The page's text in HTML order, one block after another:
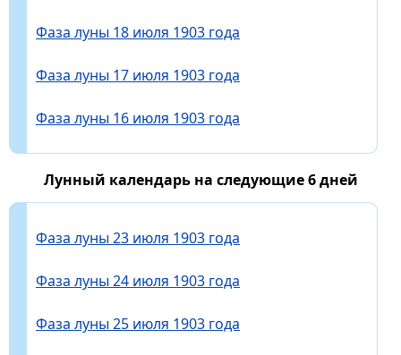
Фаза луны 18 июля 1903 года
Фаза луны 17 июля 1903 года
Фаза луны 16 июля 1903 года
Лунный календарь на следующие 6 дней
Фаза луны 23 июля 1903 года
Фаза луны 24 июля 1903 года
Фаза луны 25 июля 1903 года